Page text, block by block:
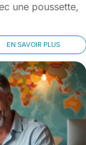
une poussette,
EN SAVOIR PLUS